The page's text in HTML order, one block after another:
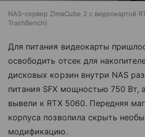
NAS-сервер ZimaCube 2 с видеокартой
TrashBench
Для питания видеокарты
освободить отсек для
дисковых корзин внутри NAS
питания SFX мощностью 750 Вт,
вывели к RTX 5060. Передняя
корпуса позволила скрыть
модификацию.